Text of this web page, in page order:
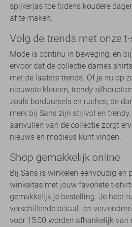
spijkerjas toe tijdens koudere
af te maken.
Volg de trends met onze
Mode is continu in beweging, en
ervoor dat de collectie dames
met de laatste trends. Of je nu op
nieuwste kleuren, trendy
zoals borduursels en ruches, de
merk bij Sans zijn stijlvol en
aanvullen van de collectie zorgt
nieuws en modieus kunt vinden.
Shop gemakkelijk online
Bij Sans is winkelen eenvoudig en
winkeltas met jouw favoriete t-
gemakkelijk je bestelling. Je hebt
verschillende betaal- en
voor 15:00 worden afhankelijk van